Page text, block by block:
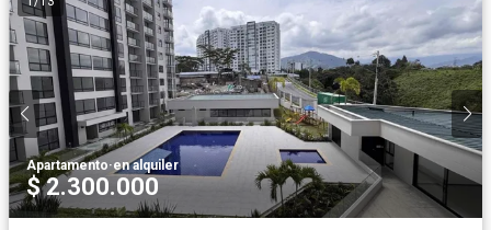
Apartamento·en alquiler
$ 2.300.000